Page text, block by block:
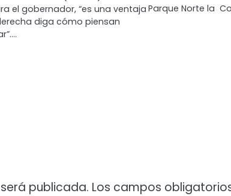
el gobernador, “es una ventaja
diga cómo piensan
Parque Norte la
publicada. Los campos